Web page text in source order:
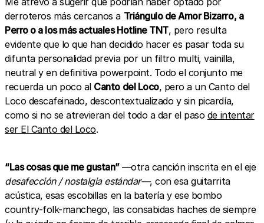
derroteros más cercanos a Triángulo de Amor Bizarro, a
Perro o a los más actuales Hotline TNT, pero resulta
evidente que lo que han decidido hacer es pasar toda su
difunta personalidad previa por un filtro multi, vainilla,
neutral y en definitiva powerpoint. Todo el conjunto me
recuerda un poco al Canto del Loco, pero a un Canto del
Loco descafeinado, descontextualizado y sin picardía,
como si no se atrevieran del todo a dar el paso de intentar
ser El Canto del Loco.
“Las cosas que me gustan” —otra canción inscrita en el eje
desafección / nostalgia estándar—, con esa guitarrita
acústica, esas escobillas en la batería y ese bombo
country-folk-manchego, las consabidas haches de siempre